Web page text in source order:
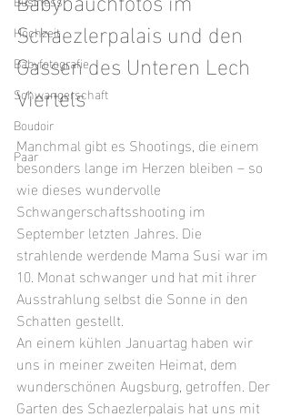
Hochzeit
Babyfotografie
Schwangerschaft
Boudoir
Paar
Schaezlerpalais und den
Gassen des Unteren Lech
Viertels
Manchmal gibt es Shootings, die einem
besonders lange im Herzen bleiben – so
wie dieses wundervolle
Schwangerschaftsshooting im
September letzten Jahres. Die
strahlende werdende Mama Susi war im
10. Monat schwanger und hat mit ihrer
Ausstrahlung selbst die Sonne in den
Schatten gestellt.
An einem kühlen Januartag haben wir
uns in meiner zweiten Heimat, dem
wunderschönen Augsburg, getroffen. Der
Garten des Schaezlerpalais hat uns mit